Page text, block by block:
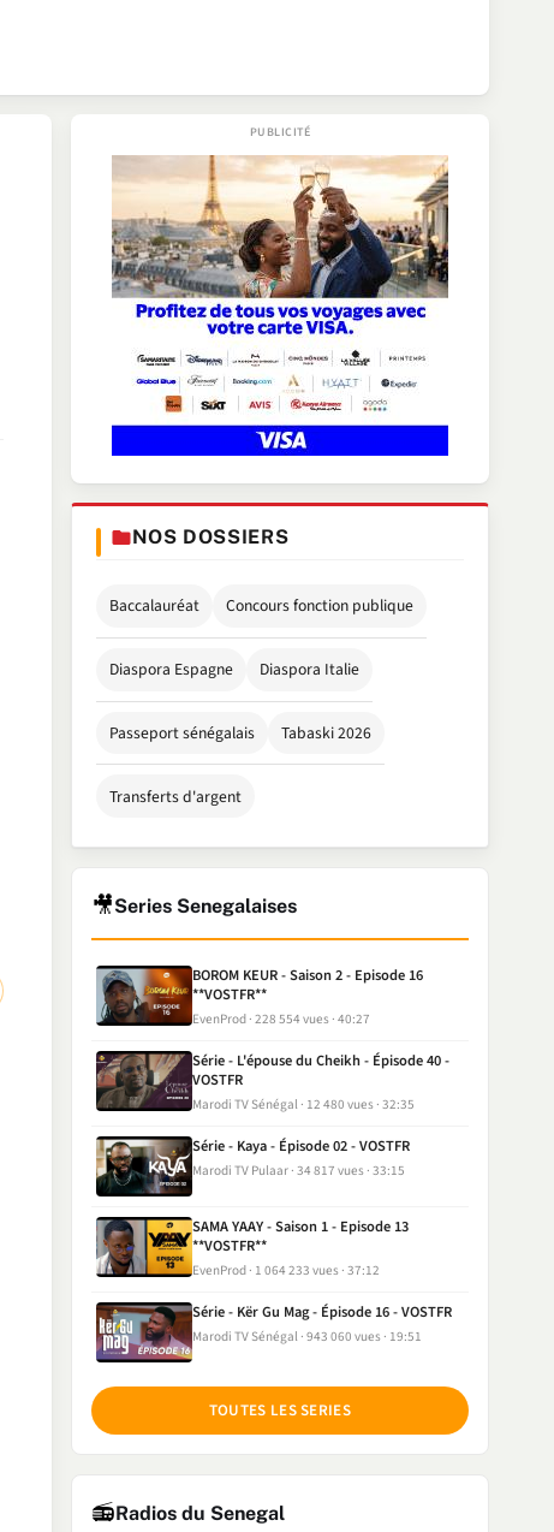
NOS DOSSIERS
Baccalauréat Concours fonction publique
Diaspora Espagne Diaspora Italie
Passeport sénégalais Tabaski 2026
Transferts d'argent
🎥Series Senegalaises
BOROM KEUR - Saison 2 - Episode 16
**VOSTFR**
EvenProd 228 554 vues 40:27
Série - L'épouse du Cheikh - Épisode 40 -
VOSTFR
Marodi TV Sénégal 12 480 vues 32:35
Série - Kaya - Épisode 02 - VOSTFR
Marodi TV Pulaar 34 817 vues 33:15
SAMA YAAY - Saison 1 - Episode 13
**VOSTFR**
EvenProd 1 064 233 vues 37:12
Série - Kër Gu Mag - Épisode 16 - VOSTFR
Marodi TV Sénégal 943 060 vues 19:51
TOUTES LES SERIES
📻Radios du Senegal